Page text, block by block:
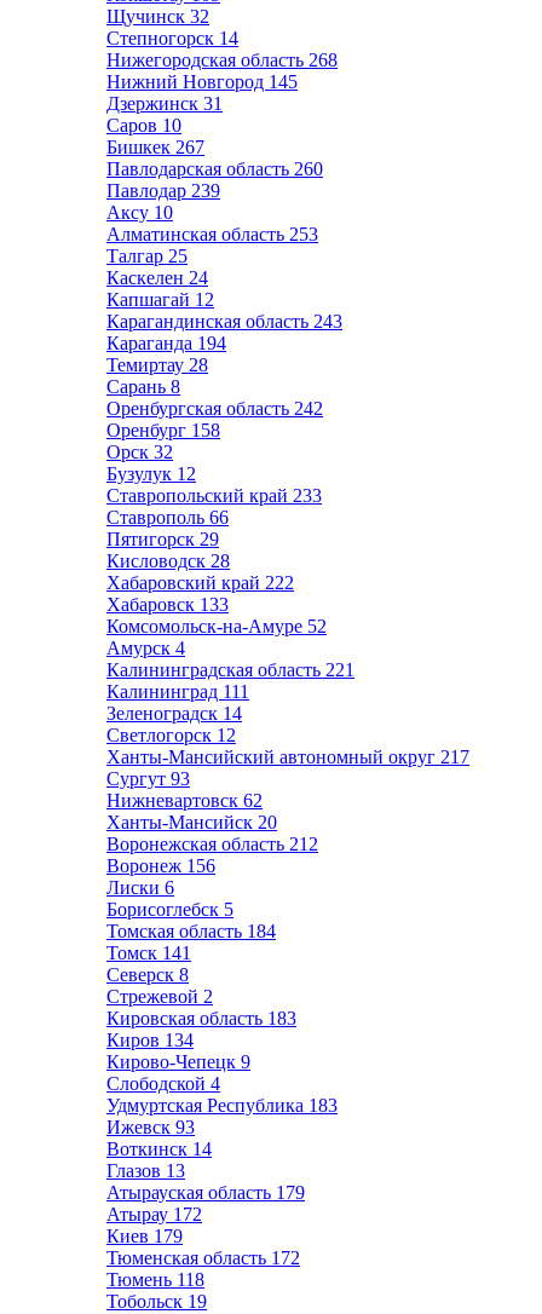
Щучинск 32
Степногорск 14
Нижегородская область 268
Нижний Новгород 145
Дзержинск 31
Саров 10
Бишкек 267
Павлодарская область 260
Павлодар 239
Аксу 10
Алматинская область 253
Талгар 25
Каскелен 24
Капшагай 12
Карагандинская область 243
Караганда 194
Темиртау 28
Сарань 8
Оренбургская область 242
Оренбург 158
Орск 32
Бузулук 12
Ставропольский край 233
Ставрополь 66
Пятигорск 29
Кисловодск 28
Хабаровский край 222
Хабаровск 133
Комсомольск-на-Амуре 52
Амурск 4
Калининградская область 221
Калининград 111
Зеленоградск 14
Светлогорск 12
Ханты-Мансийский автономный округ 217
Сургут 93
Нижневартовск 62
Ханты-Мансийск 20
Воронежская область 212
Воронеж 156
Лиски 6
Борисоглебск 5
Томская область 184
Томск 141
Северск 8
Стрежевой 2
Кировская область 183
Киров 134
Кирово-Чепецк 9
Слободской 4
Удмуртская Республика 183
Ижевск 93
Воткинск 14
Глазов 13
Атырауская область 179
Атырау 172
Киев 179
Тюменская область 172
Тюмень 118
Тобольск 19